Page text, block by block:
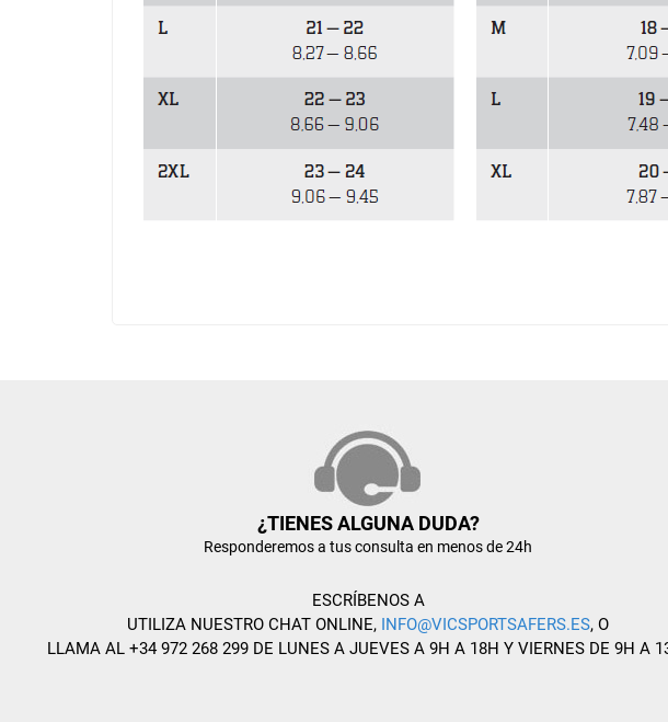
¿TIENES ALGUNA DUDA?
Responderemos a tus consulta en menos de 24h
ESCRÍBENOS A
UTILIZA NUESTRO CHAT ONLINE, INFO@VICSPORTSAFERS.ES, O
LLAMA AL +34 972 268 299 DE LUNES A JUEVES A 9H A 18H Y VIERNES DE 9H A